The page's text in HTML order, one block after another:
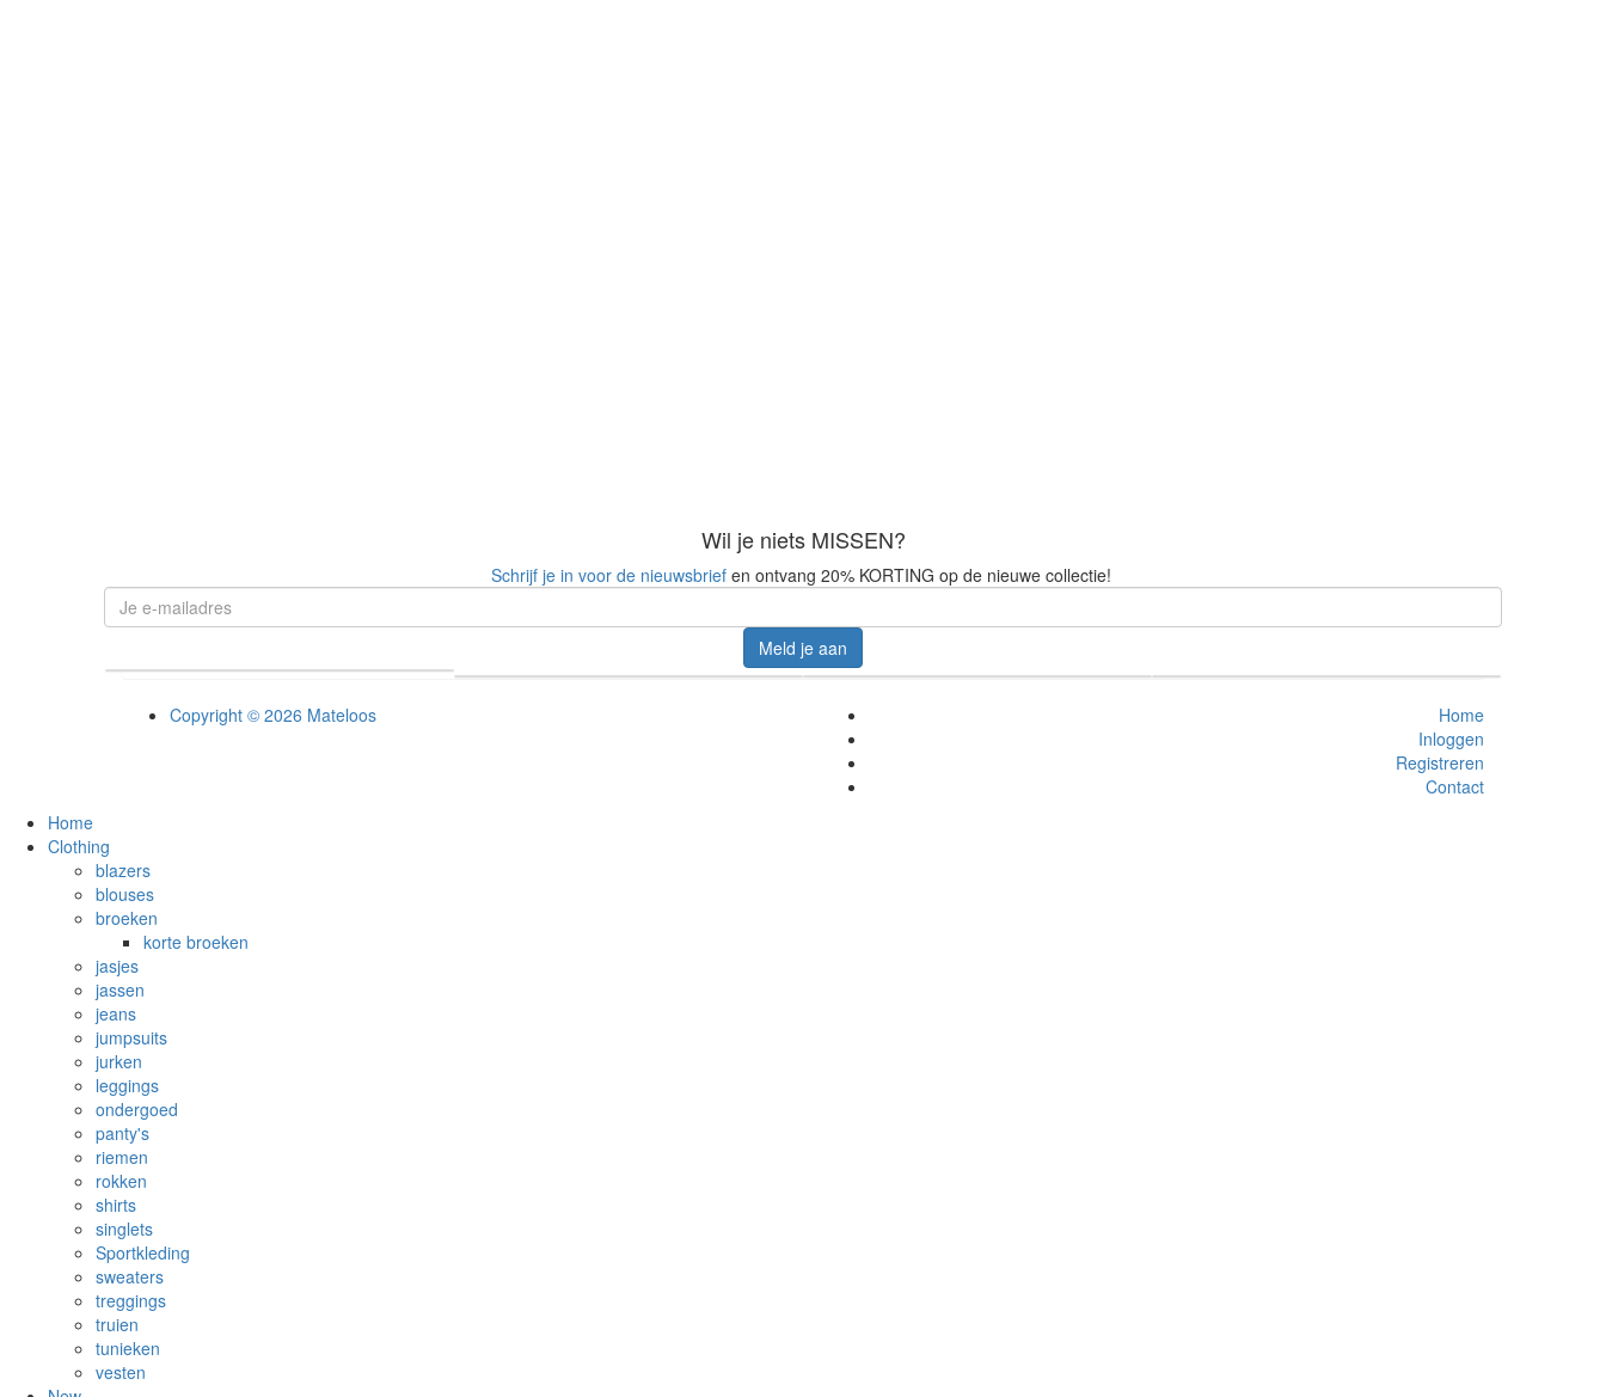
Wil je niets MISSEN?
Schrijf je in voor de nieuwsbriefen ontvang 20% KORTING op de nieuwe collectie!
Meld je aan
Copyright © 2026 Mateloos
Home
Inloggen
Registreren
Contact
Home
Clothing
blazers
blouses
broeken
korte broeken
jasjes
jassen
jeans
jumpsuits
jurken
leggings
ondergoed
panty's
riemen
rokken
shirts
singlets
Sportkleding
sweaters
treggings
truien
tunieken
vesten